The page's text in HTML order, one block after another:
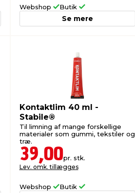
Webshop Butik
Se mere
Kontaktlim 40 ml -
Stabile®
Til limning af mange forskellige
materialer som gummi, tekstiler og
træ.
39,00pr. stk.
Lev. omk. tillægges
Webshop Butik